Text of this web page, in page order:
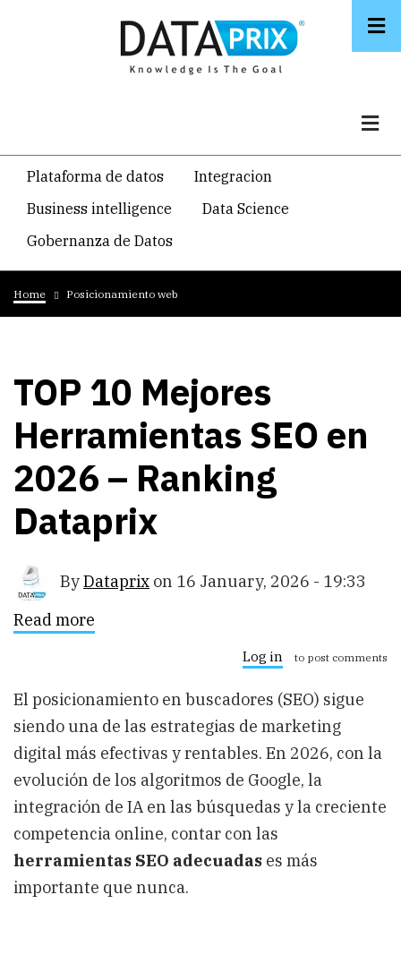
Navegacion
temática
principal
Plataforma de datos
Integracion
Business intelligence
Data Science
Gobernanza de Datos
Breadcrumb
Home Posicionamiento web
TOP 10 Mejores
Herramientas SEO en
2026 – Ranking
Dataprix
ByDataprix on 16 January, 2026 - 19:33
Read more
SEO
en
2026
–
Ranking
Dataprix
Log in to post comments
El posicionamiento en buscadores (SEO) sigue
siendo una de las estrategias de marketing
digital más efectivas y rentables. En 2026, con la
evolución de los algoritmos de Google, la
integración de IA en las búsquedas y la creciente
competencia online, contar con las
herramientas SEO adecuadas es más
importante que nunca.